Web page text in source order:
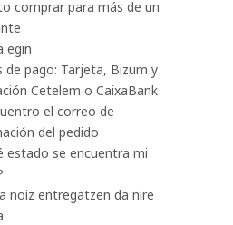
comprar para más de un
egin
de pago: Tarjeta, Bizum y
Cetelem o CaixaBank
el correo de
del pedido
estado se encuentra mi
noiz entregatzen da nire